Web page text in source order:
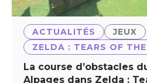
ACTUALITÉS
JEUX
ZELDA : TEARS OF
La course d’obstacles
Alpages dans Zelda :